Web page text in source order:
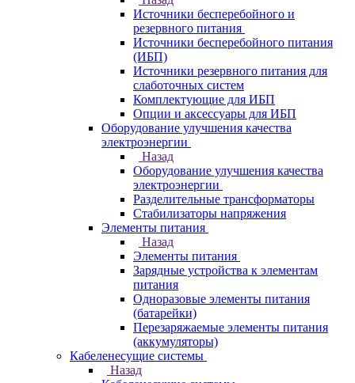
Источники бесперебойного и
резервного питания
Источники бесперебойного питания
(ИБП)
Источники резервного питания для
слаботочных систем
Комплектующие для ИБП
Опции и аксессуары для ИБП
Оборудование улучшения качества
электроэнергии
Назад
Оборудование улучшения качества
электроэнергии
Разделительные трансформаторы
Стабилизаторы напряжения
Элементы питания
Назад
Элементы питания
Зарядные устройства к элементам
питания
Одноразовые элементы питания
(батарейки)
Перезаряжаемые элементы питания
(аккумуляторы)
Кабеленесущие системы
Назад